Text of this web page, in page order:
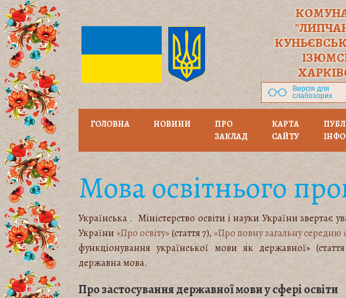
Версія для
слабозорих
ГОЛОВНА НОВИНИ
ПРО
ЗАКЛАД
КАРТА
САЙТУ
Мова освітнього
Українська . Міністерство освіти і науки України звертає
України «Про освіту»(стаття 7), «Про повну загальну середню
функціонування української мови як державної»
державна мова.
Про застосування державної мови у сфері освіти